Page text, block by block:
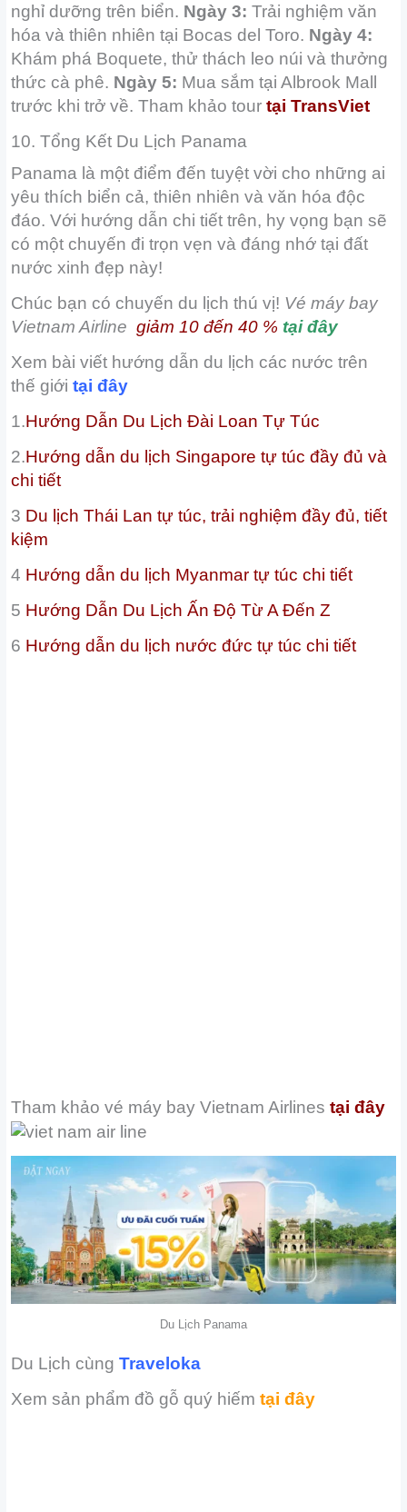
nghỉ dưỡng trên biển. Ngày 3: Trải nghiệm văn
hóa và thiên nhiên tại Bocas del Toro. Ngày 4:
Khám phá Boquete, thử thách leo núi và thưởng
thức cà phê. Ngày 5: Mua sắm tại Albrook Mall
trước khi trở về. Tham khảo tour tạiTransViet
10. Tổng Kết Du Lịch Panama
Panama là một điểm đến tuyệt vời cho những ai
yêu thích biển cả, thiên nhiên và văn hóa độc
đáo. Với hướng dẫn chi tiết trên, hy vọng bạn sẽ
có một chuyến đi trọn vẹn và đáng nhớ tại đất
nước xinh đẹp này!
Chúc bạn có chuyến du lịch thú vị! Vé máy bay
Vietnam Airline giảm 10 đến 40 % tại đây
Xem bài viết hướng dẫn du lịch các nước trên
thế giớitại đây
1.Hướng Dẫn Du Lịch Đài Loan Tự Túc
2.Hướng dẫn du lịch Singapore tự túc đầy đủ và
chi tiết
3 Du lịch Thái Lan tự túc, trải nghiệm đầy đủ, tiết
kiệm
4 Hướng dẫn du lịch Myanmar tự túc chi tiết
5 Hướng Dẫn Du Lịch Ấn Độ Từ A Đến Z
6 Hướng dẫn du lịch nước đức tự túc chi tiết
Tham khảo vé máy bayVietnam Airlines tại đây
Du Lịch Panama
Du Lịch cùngTraveloka
Xem sản phẩm đồ gỗ quý hiếmtại đây